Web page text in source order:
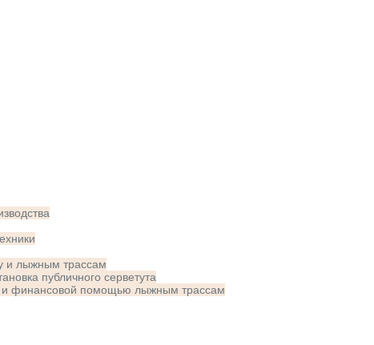
и лыжным трассам
публичного серветута
и финансовой помощью лыжным трассам